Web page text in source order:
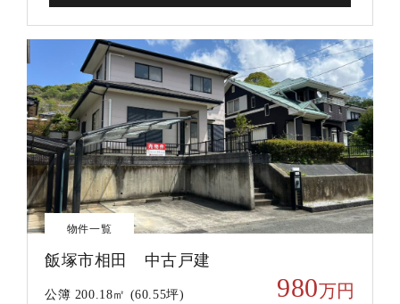
物件一覧
飯塚市相田 中古戸建
公簿 200.18㎡ (60.55坪) 980万円